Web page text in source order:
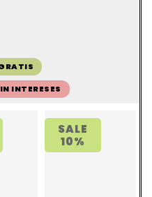
INTERESES
SALE
10%